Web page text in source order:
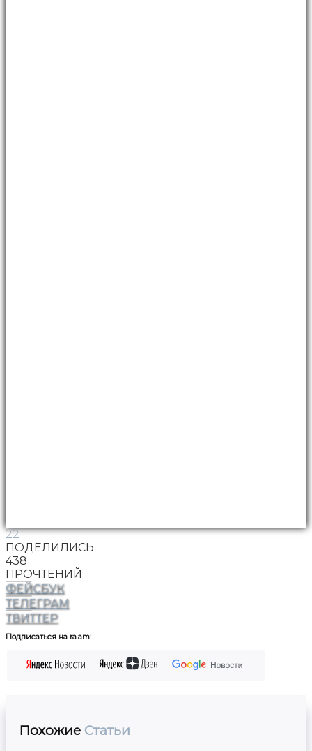
22
ПОДЕЛИЛИСЬ
438
ПРОЧТЕНИЙ
ФЕЙСБУК
ТЕЛЕГРАМ
ТВИТТЕР
Подписаться на ra.am:
Похожие Статьи